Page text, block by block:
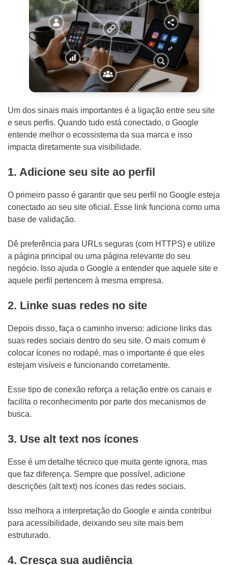
Um dos sinais mais importantes é a ligação entre seu site
e seus perfis. Quando tudo está conectado, o Google
entende melhor o ecossistema da sua marca e isso
impacta diretamente sua visibilidade.
1. Adicione seu site ao perfil
O primeiro passo é garantir que seu perfil no Google esteja
conectado ao seu site oficial. Esse link funciona como uma
base de validação.
Dê preferência para URLs seguras (com HTTPS) e utilize
a página principal ou uma página relevante do seu
negócio. Isso ajuda o Google a entender que aquele site e
aquele perfil pertencem à mesma empresa.
2. Linke suas redes no site
Depois disso, faça o caminho inverso: adicione links das
suas redes sociais dentro do seu site. O mais comum é
colocar ícones no rodapé, mas o importante é que eles
estejam visíveis e funcionando corretamente.
Esse tipo de conexão reforça a relação entre os canais e
facilita o reconhecimento por parte dos mecanismos de
busca.
3. Use alt text nos ícones
Esse é um detalhe técnico que muita gente ignora, mas
que faz diferença. Sempre que possível, adicione
descrições (alt text) nos ícones das redes sociais.
Isso melhora a interpretação do Google e ainda contribui
para acessibilidade, deixando seu site mais bem
estruturado.
4. Cresça sua audiência